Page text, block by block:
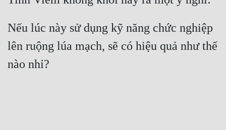
Nếu lúc này sử dụng kỹ năng chức nghiệp
lên ruộng lúa mạch, sẽ có hiệu quả như thế